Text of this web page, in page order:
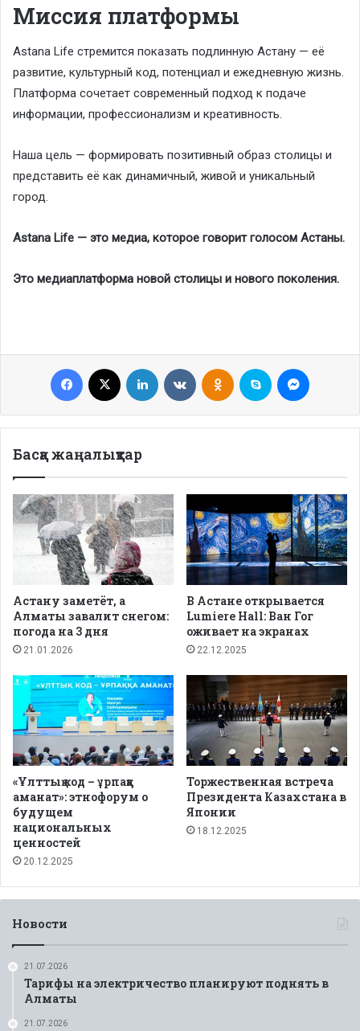
Миссия платформы
Astana Life стремится показать подлинную Астану — её
развитие, культурный код, потенциал и ежедневную жизнь.
Платформа сочетает современный подход к подаче
информации, профессионализм и креативность.
Наша цель — формировать позитивный образ столицы и
представить её как динамичный, живой и уникальный
город.
Astana Life — это медиа, которое говорит голосом Астаны.
Это медиаплатформа новой столицы и нового поколения.
Facebook LinkedIn VKontakteOdnoklassniki
Skype
Басқа жаңалықтар
Астану заметёт, а
Алматы завалит снегом:
погода на 3 дня
21.01.2026
В Астане открывается
Lumiere Hall: Ван Гог
оживает на экранах
22.12.2025
«Ұлттық код – ұрпаққа
аманат»: этнофорум о
будущем
национальных
ценностей
20.12.2025
Торжественная встреча
Президента Казахстана в
Японии
18.12.2025
Новости
21.07.2026
Тарифы на электричество планируют поднять в
Алматы
21.07.2026